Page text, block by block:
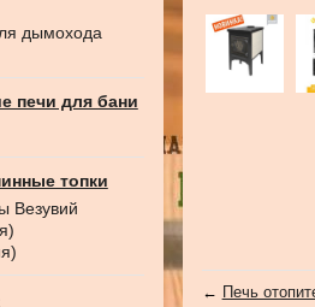
дымохода
печи для бани
топки
Везувий
← Печь